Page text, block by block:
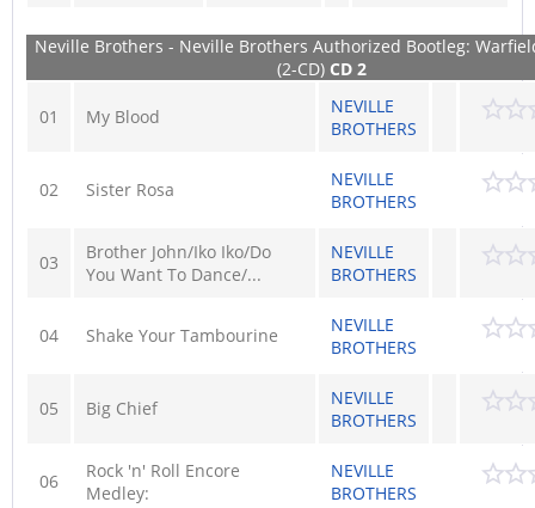
Neville Brothers - Neville Brothers Authorized Bootleg:
(2-CD) CD 2
01 My Blood
NEVILLE
BROTHERS
02 Sister Rosa
NEVILLE
BROTHERS
03
Brother John/Iko Iko/Do
You Want To Dance/...
NEVILLE
BROTHERS
04 Shake Your Tambourine
NEVILLE
BROTHERS
05 Big Chief
NEVILLE
BROTHERS
06
Rock 'n' Roll Encore
Medley:
NEVILLE
BROTHERS